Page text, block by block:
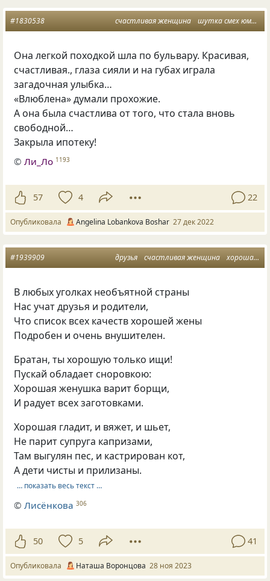
счастливая женщина шутка смех юмор ирония
#1830538
Она легкой походкой шла по бульвару. Красивая,
счастливая., глаза сияли и на губах играла
загадочная улыбка…
«Влюблена» думали прохожие.
А она была счастлива от того, что стала вновь
свободной…
Закрыла ипотеку!
©Ли_Ло 1193
57 4 22
Опубликовала Angelina Lobankova Boshar 27 дек 2022
друзья счастливая женщина хорошая жена
#1939909
В любых уголках необъятной страны
Нас учат друзья и родители,
Что список всех качеств хорошей жены
Подробен и очень внушителен.
Братан, ты хорошую только ищи!
Пускай обладает сноровкою:
Хорошая женушка варит борщи,
И радует всех заготовками.
Хорошая гладит, и вяжет, и шьет,
Не парит супруга капризами,
Там выгулян пес, и кастрирован кот,
А дети чисты и прилизаны.
… показать весь текст …
©Лисёнкова 306
50 5 41
Опубликовала Наташа Воронцова 28 ноя 2023